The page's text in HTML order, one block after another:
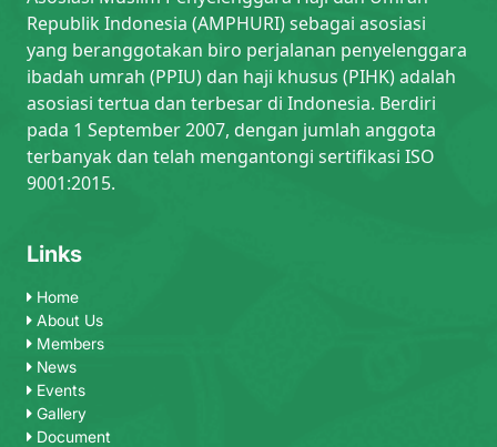
Republik Indonesia (AMPHURI) sebagai asosiasi
yang beranggotakan biro perjalanan penyelenggara
ibadah umrah (PPIU) dan haji khusus (PIHK) adalah
asosiasi tertua dan terbesar di Indonesia. Berdiri
pada 1 September 2007, dengan jumlah anggota
terbanyak dan telah mengantongi sertifikasi ISO
9001:2015.
Links
Home
About Us
Members
News
Events
Gallery
Document